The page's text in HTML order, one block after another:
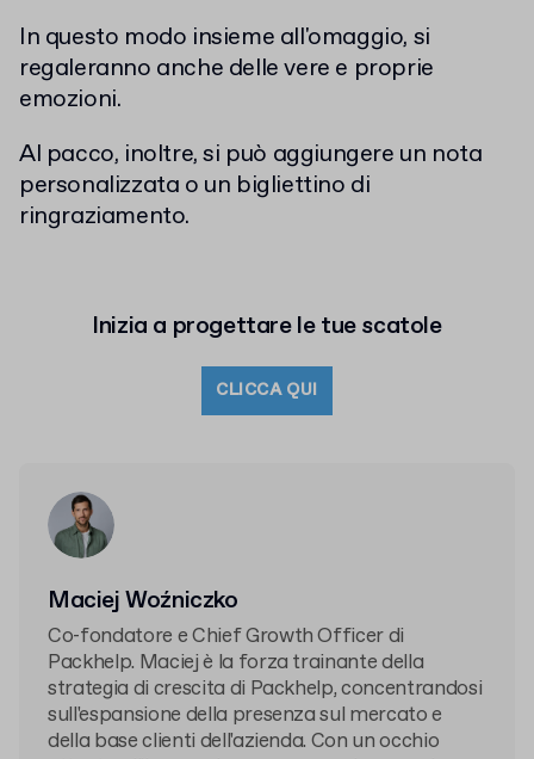
In questo modo insieme all'omaggio, si
regaleranno anche delle vere e proprie
emozioni.
Al pacco, inoltre, si può aggiungere un nota
personalizzata o un bigliettino di
ringraziamento.
Inizia a progettare le tue scatole
CLICCA QUI
Maciej Woźniczko
Co-fondatore e Chief Growth Officer di
Packhelp. Maciej è la forza trainante della
strategia di crescita di Packhelp, concentrandosi
sull'espansione della presenza sul mercato e
della base clienti dell'azienda. Con un occhio